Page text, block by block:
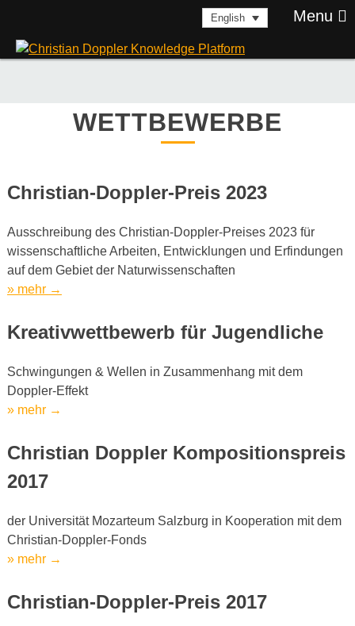
content
English Menu
WETTBEWERBE
Christian-Doppler-Preis 2023
Ausschreibung des Christian-Doppler-Preises 2023 für
wissenschaftliche Arbeiten, Entwicklungen und Erfindungen
auf dem Gebiet der Naturwissenschaften
» mehr „Startschuss
175-
Jubiläum
des
→
Kreativwettbewerb für Jugendliche
Schwingungen & Wellen in Zusammenhang mit dem
Doppler-Effekt
» mehr „Startschuss
175-
Doppler-
Effektes“
→
Christian Doppler Kompositionspreis
2017
der Universität Mozarteum Salzburg in Kooperation mit dem
Christian-Doppler-Fonds
» mehr „Startschuss
175-
→
Christian-Doppler-Preis 2017